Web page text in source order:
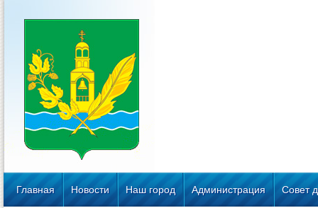
Главная Новости Наш город Администрация Совет